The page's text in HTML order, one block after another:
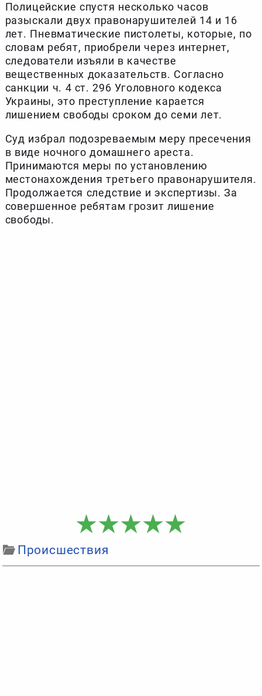
Полицейские спустя несколько часов
разыскали двух правонарушителей 14 и 16
лет. Пневматические пистолеты, которые, по
словам ребят, приобрели через интернет,
следователи изъяли в качестве
вещественных доказательств. Согласно
санкции ч. 4 ст. 296 Уголовного кодекса
Украины, это преступление карается
лишением свободы сроком до семи лет.
Суд избрал подозреваемым меру пресечения
в виде ночного домашнего ареста.
Принимаются меры по установлению
местонахождения третьего правонарушителя.
Продолжается следствие и экспертизы. За
совершенное ребятам грозит лишение
свободы.
Происшествия